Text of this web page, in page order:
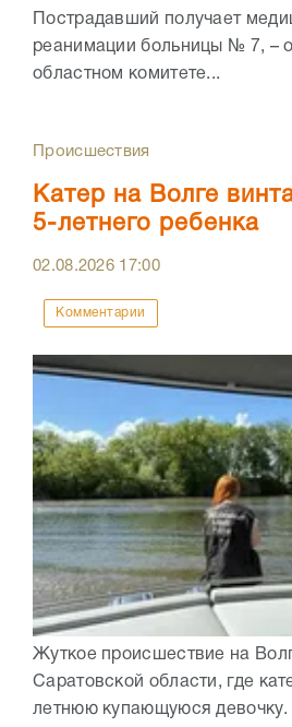
Пострадавший получает
реанимации больницы № 7, –
областном комитете...
Происшествия
Катер на Волге
5-летнего ребенка
02.08.2026 17:00
Комментарии
Жуткое происшествие на
Саратовской области, где
летнюю купающуюся